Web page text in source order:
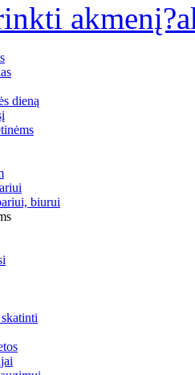
akmenį?
dieną
biurui